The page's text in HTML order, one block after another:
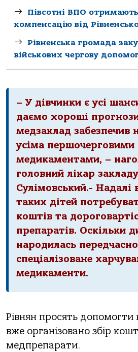
Півсотні ВПО
компенсацію від
Рівненська громада
військових чергову
– У дівчинки є усі
даємо хороші
медзаклад забезпечив
усіма першочерговими
медикаментами, –
головний лікар
Сулімовський.-
таких дітей
коштів та
препаратів. Оскільки
народилась
спеціалізоване
медикаменти.
Рівнян просять допомогти
вже організовано збір
медпрепарати.